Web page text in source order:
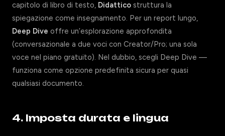
capitolo di libro di testo, Didattico struttura la
spiegazione come insegnamento. Per un report lungo,
Deep Dive offre un’esplorazione approfondita
(conversazionale a due voci con Creator/Pro; una sola
voce nel piano gratuito). Nel dubbio, scegli Deep Dive —
funziona come opzione predefinita sicura per quasi
qualsiasi documento.
4. Imposta durata e lingua